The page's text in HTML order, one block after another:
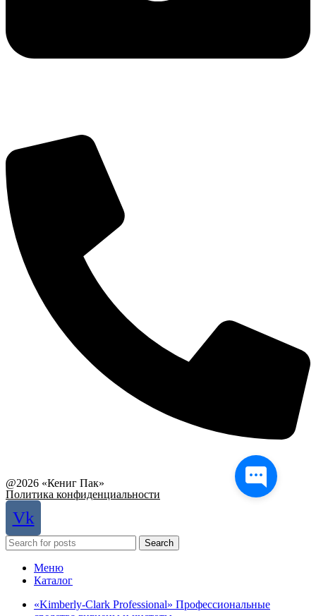
@2026 «Кениг Пак»
Политика конфиденциальности
Vk
Search
Меню
Каталог
«Kimberly-Clark Professional» Профессиональные